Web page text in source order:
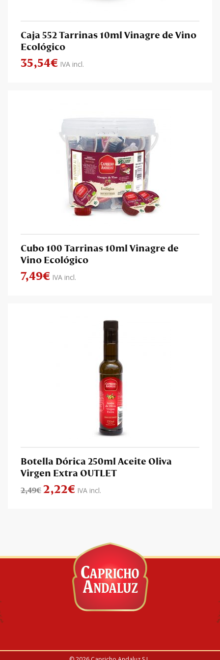
Caja 552 Tarrinas 10ml Vinagre de Vino
Ecológico
35,54€ IVA incl.
Cubo 100 Tarrinas 10ml Vinagre de
Vino Ecológico
7,49€ IVA incl.
Botella Dórica 250ml Aceite Oliva
Virgen Extra OUTLET
2,49€El precio original era: 2,49€.
2,22€ El precio actual es: 2,22€.
IVA incl.